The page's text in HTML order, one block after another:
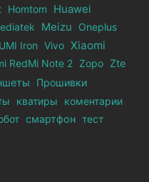
Homtom
Huawei
Meizu
Oneplus
UMI Iron Vivo Xiaomi
RedMi Note 2 Zopo Zte
Прошивки
кватиры
коментарии
смартфон тест